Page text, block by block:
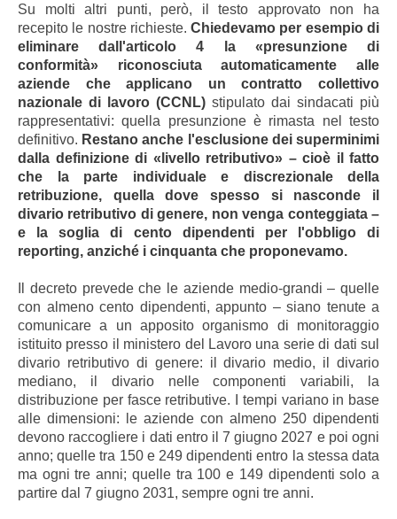
Su molti altri punti, però, il testo approvato non ha
recepito le nostre richieste.Chiedevamo per esempio di
eliminare dall'articolo 4 la «presunzione di
conformità» riconosciuta automaticamente alle
aziende che applicano un contratto collettivo
nazionale di lavoro (CCNL) stipulato dai sindacati più
rappresentativi: quella presunzione è rimasta nel testo
definitivo. Restano anche l'esclusione dei superminimi
dalla definizione di «livello retributivo» – cioè il fatto
che la parte individuale e discrezionale della
retribuzione, quella dove spesso si nasconde il
divario retributivo di genere, non venga conteggiata –
e la soglia di cento dipendenti per l'obbligo di
reporting, anziché i cinquanta che proponevamo.
Il decreto prevede che le aziende medio-grandi – quelle
con almeno cento dipendenti, appunto – siano tenute a
comunicare a un apposito organismo di monitoraggio
istituito presso il ministero del Lavoro una serie di dati sul
divario retributivo di genere: il divario medio, il divario
mediano, il divario nelle componenti variabili, la
distribuzione per fasce retributive. I tempi variano in base
alle dimensioni: le aziende con almeno 250 dipendenti
devono raccogliere i dati entro il 7 giugno 2027 e poi ogni
anno; quelle tra 150 e 249 dipendenti entro la stessa data
ma ogni tre anni; quelle tra 100 e 149 dipendenti solo a
partire dal 7 giugno 2031, sempre ogni tre anni.